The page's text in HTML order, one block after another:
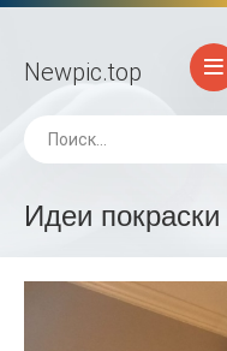
Newpic.top
Идеи